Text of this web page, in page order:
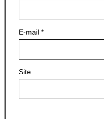
E-mail *
Site